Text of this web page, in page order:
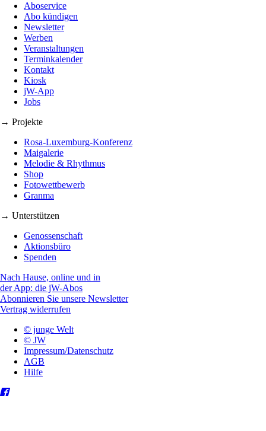
Aboservice
Abo kündigen
Newsletter
Werben
Veranstaltungen
Terminkalender
Kontakt
Kiosk
jW-App
Jobs
→ Projekte
Rosa-Luxemburg-Konferenz
Maigalerie
Melodie & Rhythmus
Shop
Fotowettbewerb
Granma
→ Unterstützen
Genossenschaft
Aktionsbüro
Spenden
Nach Hause, online und in
der App: die jW-Abos
Abonnieren Sie unsere Newsletter
Vertrag widerrufen
© junge Welt
© JW
Impressum/Datenschutz
AGB
Hilfe